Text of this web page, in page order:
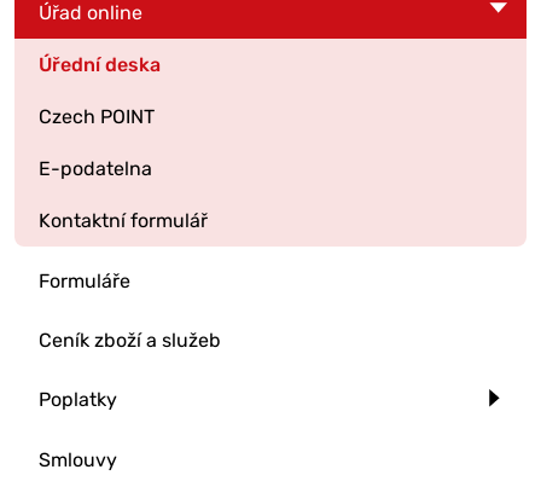
Úřad online
Úřední deska
Czech POINT
E-podatelna
Kontaktní formulář
Formuláře
Ceník zboží a služeb
Poplatky
Smlouvy